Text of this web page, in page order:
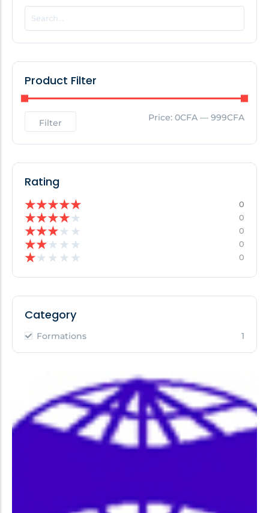
POPULAR THIS WEEK
No Posts Found!
No Posts Found!
Product Filter
Filter Price: 0CFA — 999CFA
Rating
★★★★★ 0
★★★★★ 0
★★★★ ★ 0
★★★ ★ ★ 0
★★ ★ ★ ★ 0
Category
Formations 1